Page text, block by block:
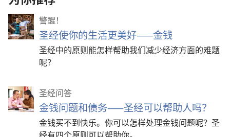
警醒！
圣经使你的生活更美好——金钱
圣经中的原则能怎样帮助我们减少经济方面的难题
呢？
圣经问答
金钱问题和债务——圣经可以帮助人吗？
金钱买不到快乐。你可以怎样处理金钱问题呢？圣
经有四个原则可以帮助你。